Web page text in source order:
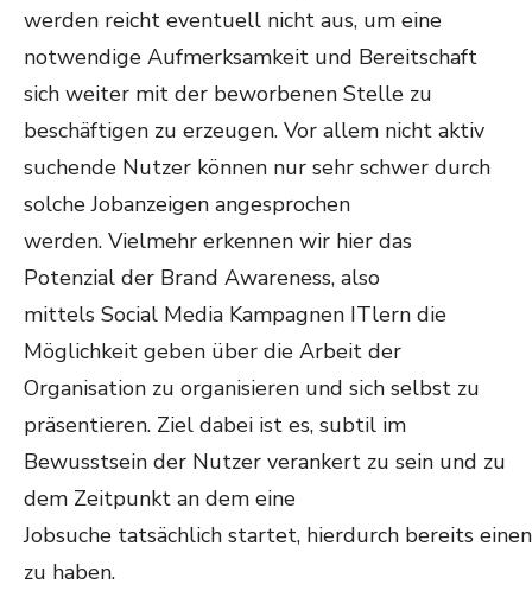
werden reicht eventuell nicht aus, um eine
notwendige Aufmerksamkeit und Bereitschaft
sich weiter mit der beworbenen Stelle zu
beschäftigen zu erzeugen. Vor allem nicht aktiv
suchende Nutzer können nur sehr schwer durch
solche Jobanzeigen angesprochen
werden. Vielmehr erkennen wir hier das
Potenzial der Brand Awareness, also
mittels Social Media Kampagnen ITlern die
Möglichkeit geben über die Arbeit der
Organisation zu organisieren und sich selbst zu
präsentieren. Ziel dabei ist es, subtil im
Bewusstsein der Nutzer verankert zu sein und zu
dem Zeitpunkt an dem eine
Jobsuche tatsächlich startet, hierdurch bereits
zu haben.